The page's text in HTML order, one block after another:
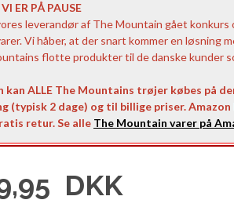
ER PÅ PAUSE
leverandør af The Mountain gået konkurs
Vi håber, at der snart kommer en løsning
flotte produkter til de danske kunder
kan ALLE The Mountains trøjer købes på
(typisk 2 dage) og til billige priser.
retur. Se alle The Mountain varer på
DKK